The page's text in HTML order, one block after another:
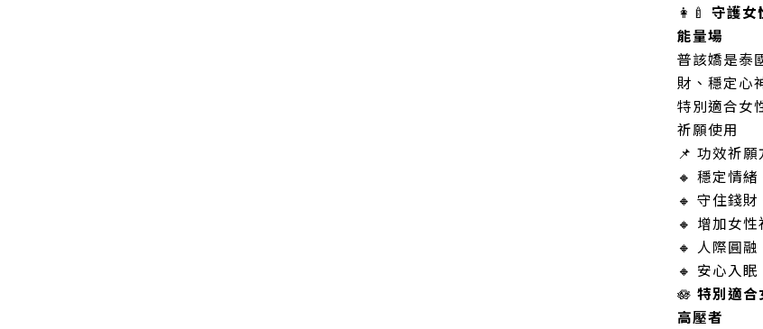
👩‍🍼 守護女
能量場
普該嬌是泰
財、穩定心
特別適合女
祈願使用
📌 功效祈願
🔸 穩定情
🔸 守住錢
🔸 增加女
🔸 人際圓
🔸 安心入
🪷 特別適合
高壓者